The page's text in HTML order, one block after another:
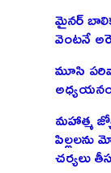
మైనర్
వెంటనే
మూసి
మహాత్మ
పిల్లలను
చర్యలు